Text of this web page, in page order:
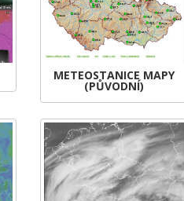
METEOSTANICE MAPY
(PŮVODNÍ)